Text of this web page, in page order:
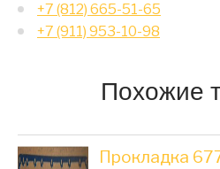
+7 (812) 665-51-65
+7 (911) 953-10-98
Похожие
Прокладка